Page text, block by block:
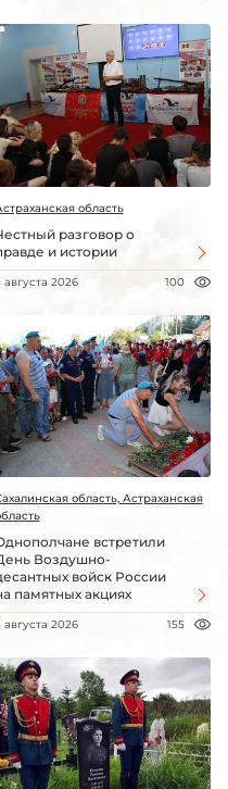
область
разговор о
и истории
августа 2026 100
область, Астраханская
встретили
Воздушно-
войск России
памятных акциях
августа 2026 155